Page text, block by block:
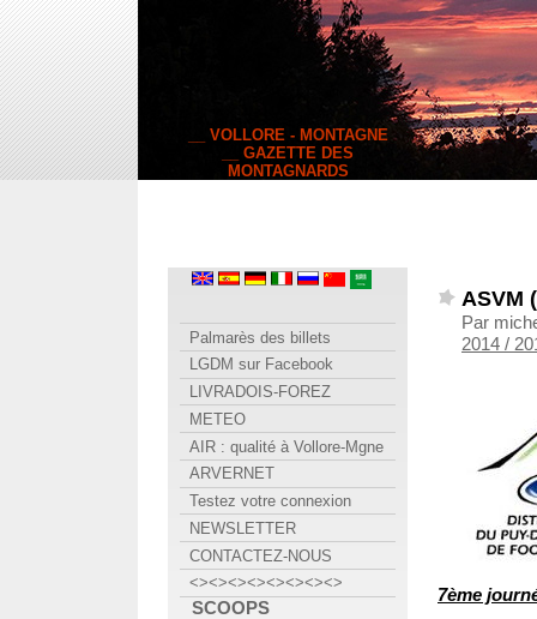
__ VOLLORE - MONTAGNE
__ GAZETTE DES
MONTAGNARDS
ASVM
Par
2014 /
7ème
Palmarès des billets
LGDM sur Facebook
LIVRADOIS-FOREZ
METEO
AIR : qualité à Vollore-Mgne
ARVERNET
Testez votre connexion
NEWSLETTER
CONTACTEZ-NOUS
<><><><><><><><>
SCOOPS